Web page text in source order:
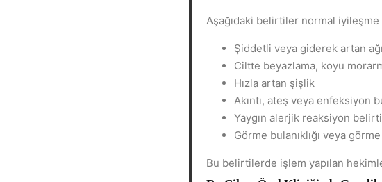
Aşağıdaki belirtiler normal
Şiddetli veya giderek artan
Ciltte beyazlama, koyu
Hızla artan şişlik
Akıntı, ateş veya enfeksiyon
Yaygın alerjik reaksiyon
Görme bulanıklığı veya görme
Bu belirtilerde işlem yapılan